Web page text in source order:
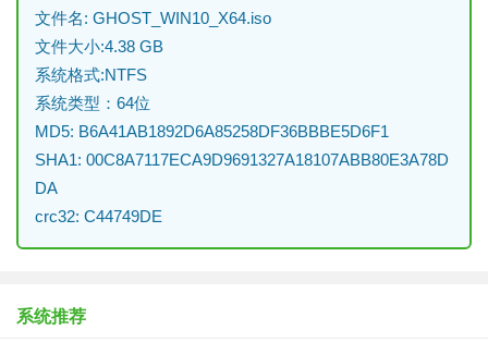
文件名: GHOST_WIN10_X64.iso
文件大小:4.38 GB
系统格式:NTFS
系统类型：64位
MD5: B6A41AB1892D6A85258DF36BBBE5D6F1
SHA1: 00C8A7117ECA9D9691327A18107ABB80E3A78D
DA
crc32: C44749DE
系统推荐